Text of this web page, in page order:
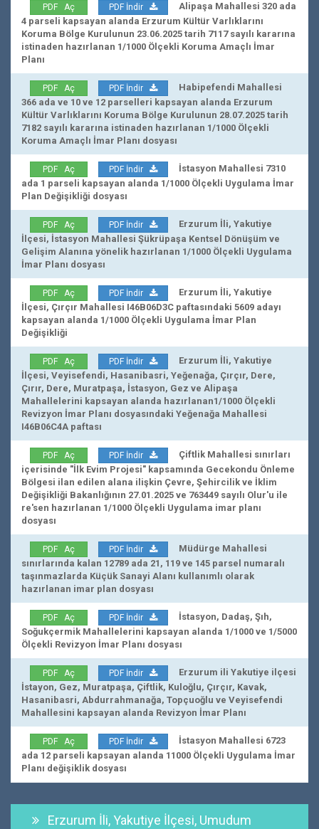
PDF Aç PDF İndir
Alipaşa Mahallesi 320 ada
4 parseli kapsayan alanda Erzurum Kültür Varlıklarını
Koruma Bölge Kurulunun 23.06.2025 tarih 7117 sayılı kararına
istinaden hazırlanan 1/1000 Ölçekli Koruma Amaçlı İmar
Planı
PDF Aç PDF İndir
Habipefendi Mahallesi
366 ada ve 10 ve 12 parselleri kapsayan alanda Erzurum
Kültür Varlıklarını Koruma Bölge Kurulunun 28.07.2025 tarih
7182 sayılı kararına istinaden hazırlanan 1/1000 Ölçekli
Koruma Amaçlı İmar Planı dosyası
PDF Aç PDF İndir
İstasyon Mahallesi 7310
ada 1 parseli kapsayan alanda 1/1000 Ölçekli Uygulama İmar
Plan Değişikliği dosyası
PDF Aç PDF İndir
Erzurum İli, Yakutiye
İlçesi, İstasyon Mahallesi Şükrüpaşa Kentsel Dönüşüm ve
Gelişim Alanına yönelik hazırlanan 1/1000 Ölçekli Uygulama
İmar Planı dosyası
PDF Aç PDF İndir
Erzurum İli, Yakutiye
İlçesi, Çırçır Mahallesi I46B06D3C paftasındaki 5609 adayı
kapsayan alanda 1/1000 Ölçekli Uygulama İmar Plan
Değişikliği
PDF Aç PDF İndir
Erzurum İli, Yakutiye
İlçesi, Veyisefendi, Hasanibasri, Yeğenağa, Çırçır, Dere,
Çırır, Dere, Muratpaşa, İstasyon, Gez ve Alipaşa
Mahallelerini kapsayan alanda hazırlanan1/1000 Ölçekli
Revizyon İmar Planı dosyasındaki Yeğenağa Mahallesi
I46B06C4A paftası
PDF Aç PDF İndir
Çiftlik Mahallesi sınırları
içerisinde "İlk Evim Projesi" kapsamında Gecekondu Önleme
Bölgesi ilan edilen alana ilişkin Çevre, Şehircilik ve İklim
Değişikliği Bakanlığının 27.01.2025 ve 763449 sayılı Olur'u ile
re'sen hazırlanan 1/1000 Ölçekli Uygulama imar planı
dosyası
PDF Aç PDF İndir
Müdürge Mahallesi
sınırlarında kalan 12789 ada 21, 119 ve 145 parsel numaralı
taşınmazlarda Küçük Sanayi Alanı kullanımlı olarak
hazırlanan imar plan dosyası
PDF Aç PDF İndir
İstasyon, Dadaş, Şıh,
Soğukçermik Mahallelerini kapsayan alanda 1/1000 ve 1/5000
Ölçekli Revizyon İmar Planı dosyası
PDF Aç PDF İndir
Erzurum ili Yakutiye ilçesi
İstayon, Gez, Muratpaşa, Çiftlik, Kuloğlu, Çırçır, Kavak,
Hasanibasri, Abdurrahmanağa, Topçuoğlu ve Veyisefendi
Mahallesini kapsayan alanda Revizyon İmar Planı
PDF Aç PDF İndir
İstasyon Mahallesi 6723
ada 12 parseli kapsayan alanda 11000 Ölçekli Uygulama İmar
Planı değişiklik dosyası
Erzurum İli, Yakutiye İlçesi, Umudum